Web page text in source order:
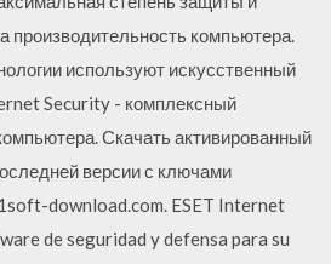
производительность компьютера.
используют искусственный
Security - комплексный
Скачать активированный
версии с ключами
download.com. ESET Internet
de seguridad y defensa para su